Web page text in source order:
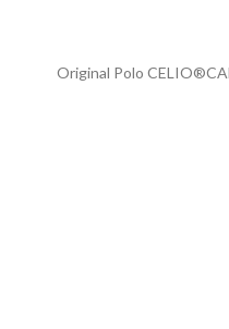
Original Polo